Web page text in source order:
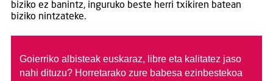
biziko ez banintz, inguruko beste herri txikiren batean
biziko nintzateke.
Goierriko albisteak euskaraz, libre eta kalitatez jaso
nahi dituzu? Horretarako zure babesa ezinbestekoa